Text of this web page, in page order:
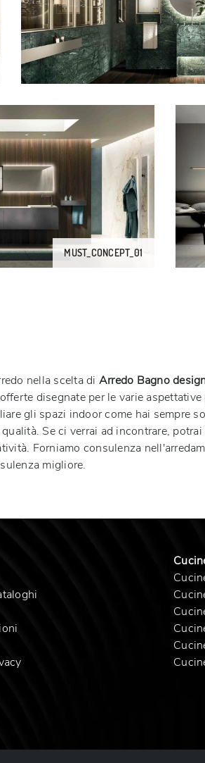
MUST_CONCEPT_01
nella scelta di Arredo Bagno
disegnate per le varie
gli spazi indoor come hai sempre
Se ci verrai ad incontrare,
Forniamo consulenza
migliore.